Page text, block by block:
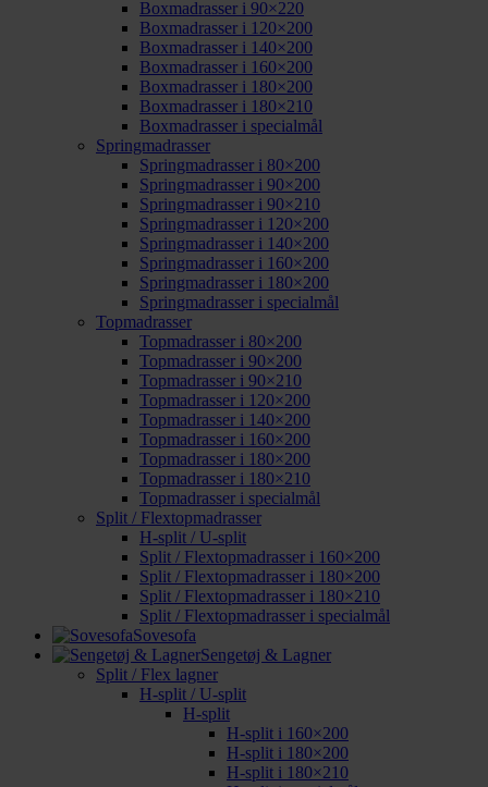
Boxmadrasser i 90×220
Boxmadrasser i 120×200
Boxmadrasser i 140×200
Boxmadrasser i 160×200
Boxmadrasser i 180×200
Boxmadrasser i 180×210
Boxmadrasser i specialmål
Springmadrasser
Springmadrasser i 80×200
Springmadrasser i 90×200
Springmadrasser i 90×210
Springmadrasser i 120×200
Springmadrasser i 140×200
Springmadrasser i 160×200
Springmadrasser i 180×200
Springmadrasser i specialmål
Topmadrasser
Topmadrasser i 80×200
Topmadrasser i 90×200
Topmadrasser i 90×210
Topmadrasser i 120×200
Topmadrasser i 140×200
Topmadrasser i 160×200
Topmadrasser i 180×200
Topmadrasser i 180×210
Topmadrasser i specialmål
Split / Flextopmadrasser
H-split / U-split
Split / Flextopmadrasser i 160×200
Split / Flextopmadrasser i 180×200
Split / Flextopmadrasser i 180×210
Split / Flextopmadrasser i specialmål
Sovesofa
Sengetøj & Lagner
Split / Flex lagner
H-split / U-split
H-split
H-split i 160×200
H-split i 180×200
H-split i 180×210